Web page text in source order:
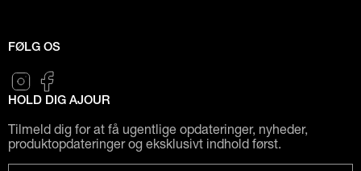
FØLG OS
HOLD DIG AJOUR
Tilmeld dig for at få ugentlige opdateringer, nyheder,
produktopdateringer og eksklusivt indhold først.